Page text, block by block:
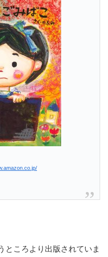
ところより出版されていま